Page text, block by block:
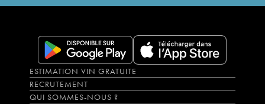
ESTIMATION VIN GRATUITE
RECRUTEMENT
QUI SOMMES-NOUS ?